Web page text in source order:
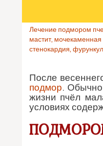
Лечение подмором
мастит, мочекаменная
стенокардия,
После
подмор. Обычно
жизни пчёл
условиях